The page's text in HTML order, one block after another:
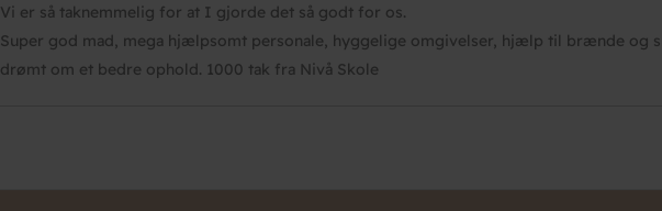
Vi er så taknemmelig for at I gjorde det så godt for os.
Super god mad, mega hjælpsomt personale, hyggelige omgivelser, hjælp til brænde og
drømt om et bedre ophold. 1000 tak fra Nivå Skole